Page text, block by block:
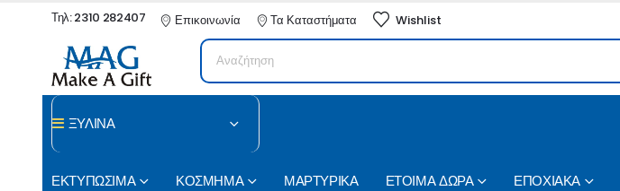
Τηλ: 2310 282407 Επικοινωνία Τα Καταστήματα Wishlist
ΞΥΛΙΝΑ
ΕΚΤΥΠΩΣΙΜΑ ΚΟΣΜΗΜΑ ΜΑΡΤΥΡΙΚΑ ΕΤΟΙΜΑ ΔΩΡΑ ΕΠΟΧΙΑΚΑ